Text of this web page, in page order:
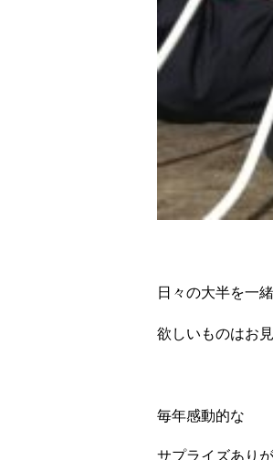
日々の大半を一
欲しいものはお
毎年感動的な
サプライズあり